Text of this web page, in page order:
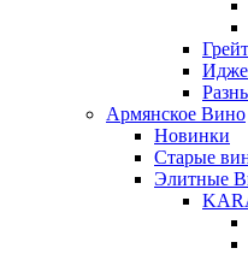
Армянское Вино
Новинки
Старые
Элитные